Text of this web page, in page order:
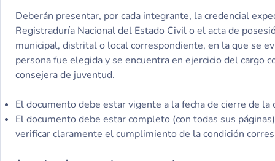
Deberán presentar, por cada integrante, la credencial
Registraduría Nacional del Estado Civil o el acta de
municipal, distrital o local correspondiente, en la que se
persona fue elegida y se encuentra en ejercicio del cargo
consejera de juventud.
El documento debe estar vigente a la fecha de cierre de la
El documento debe estar completo (con todas sus
verificar claramente el cumplimiento de la condición